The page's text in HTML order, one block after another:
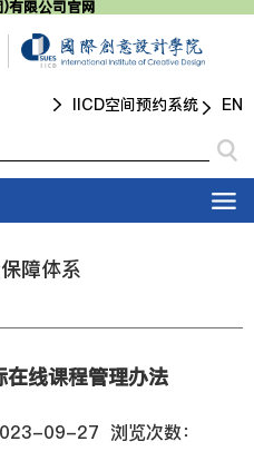
有限公司官网
IICD空间预约系统
障体系
线课程管理办法
09-27 浏览次数：